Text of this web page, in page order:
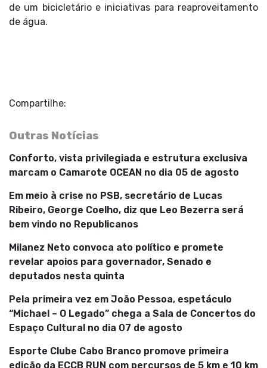
de um bicicletário e iniciativas para reaproveitamento
de água.
Compartilhe:
Outras Notícias
Conforto, vista privilegiada e estrutura exclusiva
marcam o Camarote OCEAN no dia 05 de agosto
Em meio à crise no PSB, secretário de Lucas
Ribeiro, George Coelho, diz que Leo Bezerra será
bem vindo no Republicanos
Milanez Neto convoca ato político e promete
revelar apoios para governador, Senado e
deputados nesta quinta
Pela primeira vez em João Pessoa, espetáculo
“Michael – O Legado” chega a Sala de Concertos do
Espaço Cultural no dia 07 de agosto
Esporte Clube Cabo Branco promove primeira
edição da ECCB RUN com percursos de 5 km e 10 km